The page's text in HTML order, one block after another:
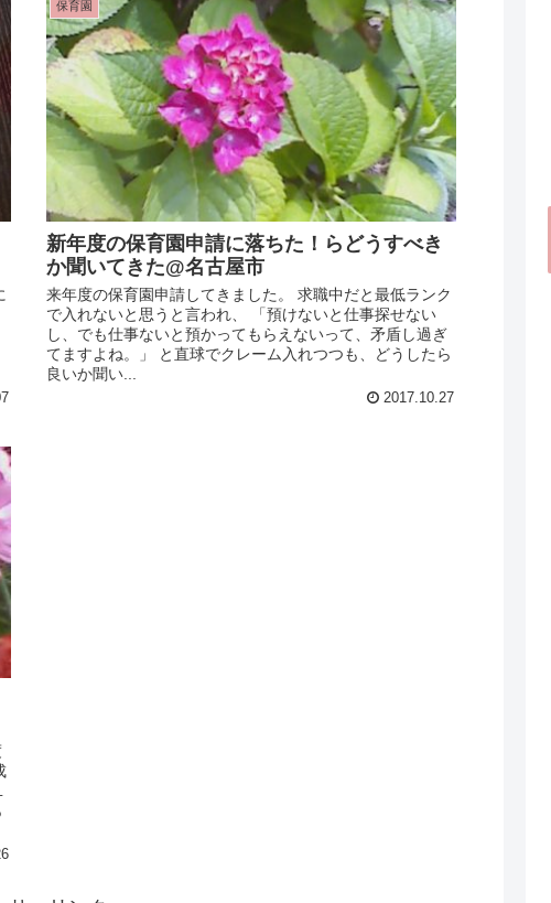
保育園
新年度の保育園申請に落ちた！らどうすべき
か聞いてきた@名古屋市
来年度の保育園申請してきました。 求職中だと最低ランク
で入れないと思うと言われ、 「預けないと仕事探せない
し、でも仕事ないと預かってもらえないって、矛盾し過ぎ
てますよね。」 と直球でクレーム入れつつも、どうしたら
良いか聞い...
2017.10.27